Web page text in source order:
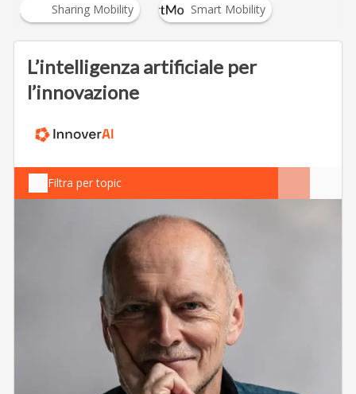
Sharing Mobility Smart Mobility
L’intelligenza artificiale per
l’innovazione
Filtra per topic